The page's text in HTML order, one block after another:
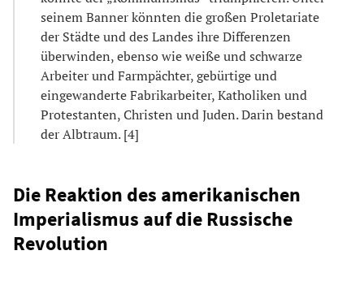
seinem Banner könnten die großen Proletariate
der Städte und des Landes ihre Differenzen
überwinden, ebenso wie weiße und schwarze
Arbeiter und Farmpächter, gebürtige und
eingewanderte Fabrikarbeiter, Katholiken und
Protestanten, Christen und Juden. Darin bestand
der Albtraum. [4]
Die Reaktion des amerikanischen
Imperialismus auf die Russische
Revolution